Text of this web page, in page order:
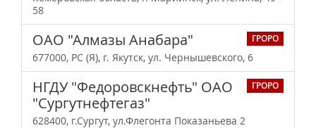
58
ГРОРО
ОАО "Алмазы Анабара"
677000, РС (Я), г. Якутск, ул. Чернышевского, 6
ГРОРО
НГДУ "Федоровскнефть" ОАО
"Сургутнефтегаз"
628400, г.Сургут, ул.Флегонта Показаньева 2